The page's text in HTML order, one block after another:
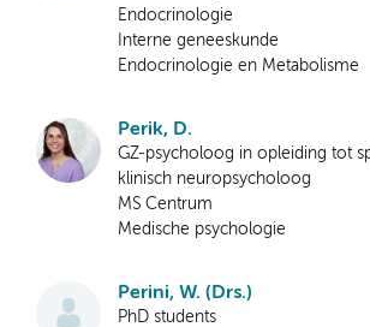
Endocrinologie
Interne geneeskunde
Endocrinologie en Metabolisme
Perik, D.
GZ-psycholoog in opleiding tot
klinisch neuropsycholoog
MS Centrum
Medische psychologie
Perini, W. (Drs.)
PhD students